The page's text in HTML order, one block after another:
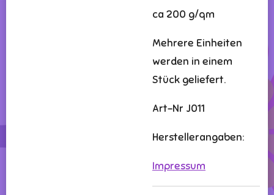
ca 200 g/qm
Mehrere Einheiten
werden in einem
Stück geliefert.
Art-Nr J011
Herstellerangaben:
Impressum